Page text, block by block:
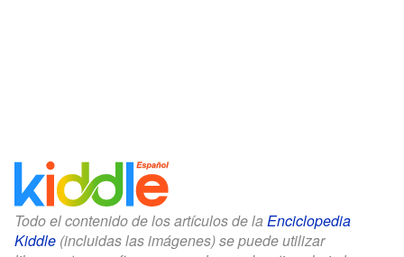
Todo el contenido de los artículos de la Enciclopedia
Kiddle (incluidas las imágenes) se puede utilizar